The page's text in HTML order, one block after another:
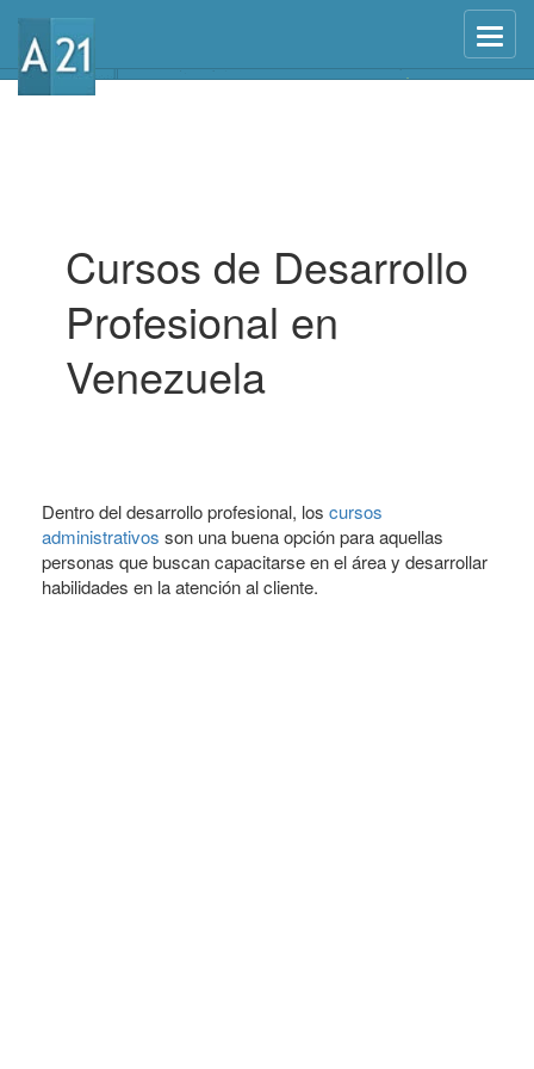
Menu
Cursos de Desarrollo
Profesional en
Venezuela
Dentro del desarrollo profesional, los cursos
administrativos son una buena opción para aquellas
personas que buscan capacitarse en el área y desarrollar
habilidades en la atención al cliente.